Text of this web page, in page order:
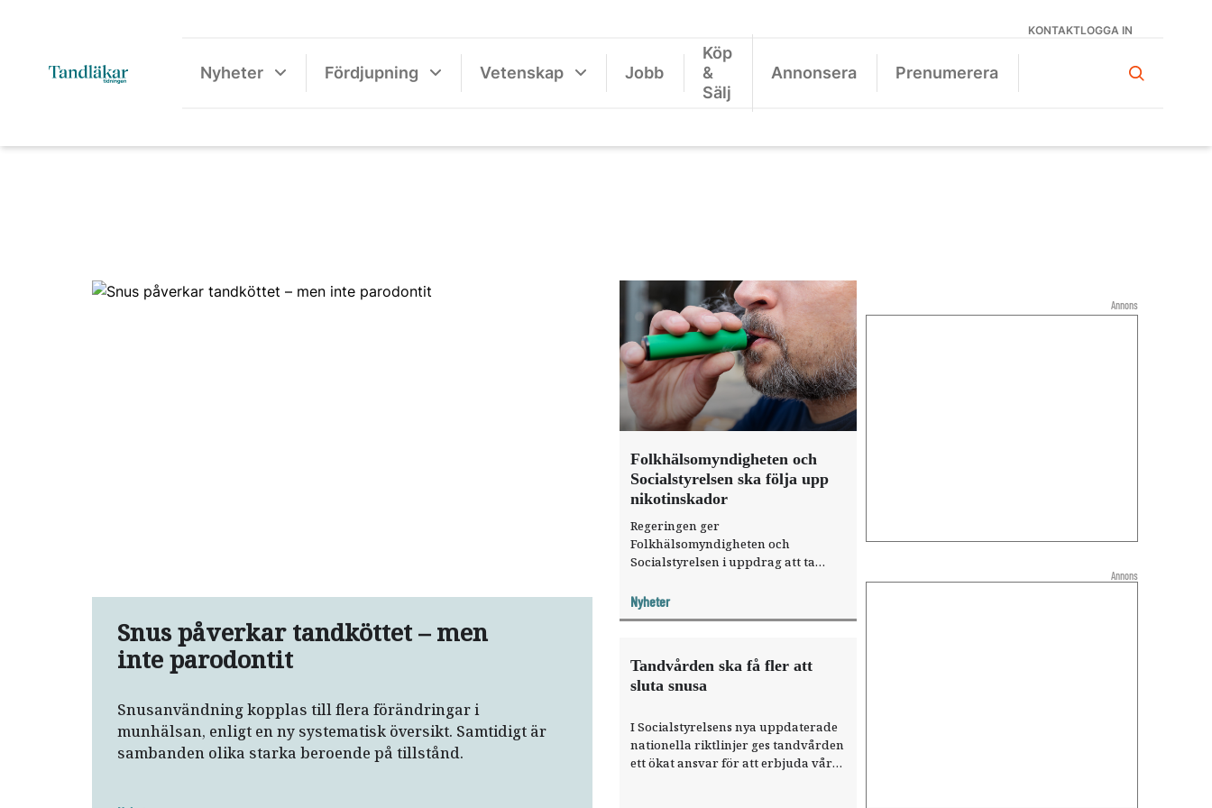
KONTAKTLOGGA IN
Nyheter Fördjupning Vetenskap Jobb
Köp
&
Sälj
Annonsera Prenumerera
Snus påverkar tandköttet – men
inte parodontit
Snusanvändning kopplas till flera förändringar i
munhälsan, enligt en ny systematisk översikt. Samtidigt är
sambanden olika starka beroende på tillstånd.
Folkhälsomyndigheten och
Socialstyrelsen ska följa upp
nikotinskador
Regeringen ger
Folkhälsomyndigheten och
Socialstyrelsen i uppdrag att ta
målet för tobaks- och
nikotinpolitiken med fokus på
Nyheter
Tandvården ska få fler att
sluta snusa
I Socialstyrelsens nya uppdaterade
nationella riktlinjer ges tandvården
ett ökat ansvar för att erbjuda vård
Annons
Annons